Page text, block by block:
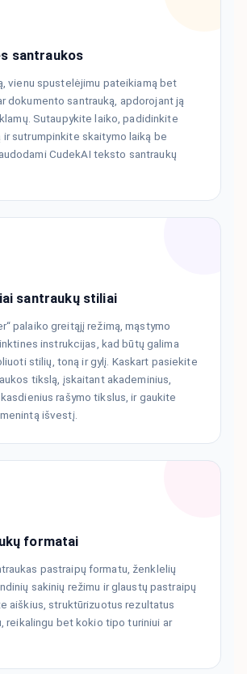
santraukos
vienu spustelėjimu pateikiamą bet
dokumento santrauką, apdorojant ją
Sutaupykite laiko, padidinkite
ir sutrumpinkite skaitymo laiką be
CudekAI teksto santraukų
santraukų stiliai
palaiko greitąjį režimą, mąstymo
instrukcijas, kad būtų galima
stilių, toną ir gylį. Kaskart pasiekite
tikslą, įskaitant akademinius,
rašymo tikslus, ir gaukite
išvestį.
formatai
pastraipų formatu, ženklelių
sakinių režimu ir glaustų pastraipų
aiškius, struktūrizuotus rezultatus
reikalingu bet kokio tipo turiniui ar